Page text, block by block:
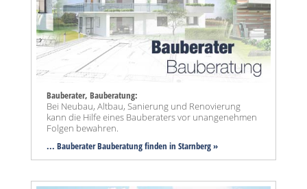
Bauberater, Bauberatung:
Bei Neubau, Altbau, Sanierung und Renovierung
kann die Hilfe eines Bauberaters vor unangenehmen
Folgen bewahren.
... Bauberater Bauberatung finden in Starnberg »